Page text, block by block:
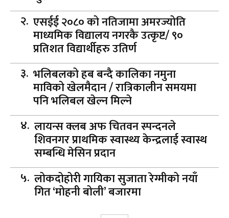
एसईई २०८० को नतिजामा अमरज्योति
माध्यमिक विद्यालय नगरकै उत्कृष्ट/ ९०
प्रतिशत विद्यार्थीहरु उतिर्ण
भलिबलको हब बन्दै कालिका नमुना
माविको खेलमैदान / रात्रिकालीन समयमा
पनि भलिबल खेल्न मिल्ने
लायन्स क्लब अफ चितवन स्पन्दनले
शिवनगर प्राथमिक स्वास्थ्य केन्द्रलाई स्वास्थ
सम्बन्धि मेसिन प्रदान
लोकदोहोरी गायिका सुजाता रेग्मीको नयाँ
गित ‘मोहनी बोली’ बजारमा